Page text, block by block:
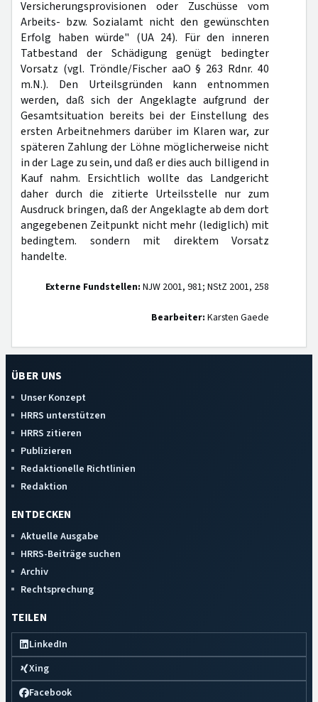
Versicherungsprovisionen oder Zuschüsse vom
Arbeits- bzw. Sozialamt nicht den gewünschten
Erfolg haben würde" (UA 24). Für den inneren
Tatbestand der Schädigung genügt bedingter
Vorsatz (vgl. Tröndle/Fischer aaO § 263 Rdnr. 40
m.N.). Den Urteilsgründen kann entnommen
werden, daß sich der Angeklagte aufgrund der
Gesamtsituation bereits bei der Einstellung des
ersten Arbeitnehmers darüber im Klaren war, zur
späteren Zahlung der Löhne möglicherweise nicht
in der Lage zu sein, und daß er dies auch billigend in
Kauf nahm. Ersichtlich wollte das Landgericht
daher durch die zitierte Urteilsstelle nur zum
Ausdruck bringen, daß der Angeklagte ab dem dort
angegebenen Zeitpunkt nicht mehr (lediglich) mit
bedingtem. sondern mit direktem Vorsatz
handelte.
Externe Fundstellen: NJW 2001, 981; NStZ 2001, 258
Bearbeiter: Karsten Gaede
ÜBER UNS
Unser Konzept
HRRS unterstützen
HRRS zitieren
Publizieren
Redaktionelle Richtlinien
Redaktion
ENTDECKEN
Aktuelle Ausgabe
HRRS-Beiträge suchen
Archiv
Rechtsprechung
TEILEN
LinkedIn
Xing
Facebook